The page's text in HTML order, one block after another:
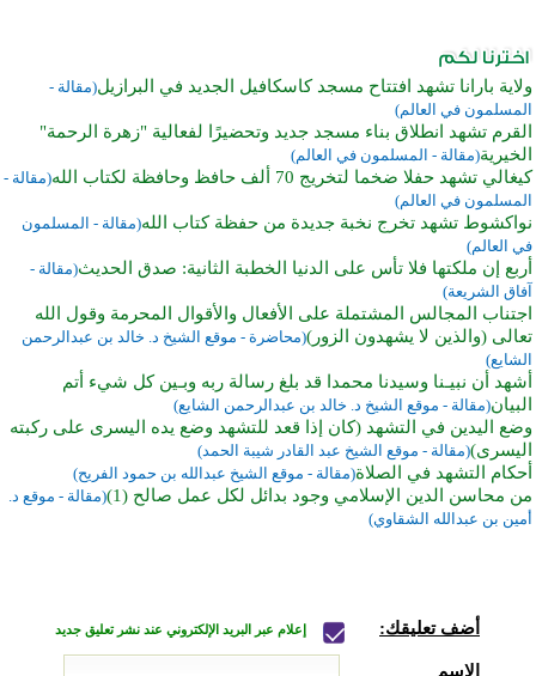
ولاية بارانا تشهد افتتاح مسجد كاسكافيل الجديد في البرازيل(مقالة -
المسلمون في العالم)
القرم تشهد انطلاق بناء مسجد جديد وتحضيرًا لفعالية "زهرة الرحمة"
الخيرية(مقالة - المسلمون في العالم)
كيغالي تشهد حفلا ضخما لتخريج 70 ألف حافظ وحافظة لكتاب الله
(مقالة -
المسلمون في العالم)
نواكشوط تشهد تخرج نخبة جديدة من حفظة كتاب الله(مقالة - المسلمون
في العالم)
أربع إن ملكتها فلا تأس على الدنيا الخطبة الثانية: صدق الحديث(مقالة -
آفاق الشريعة)
اجتناب المجالس المشتملة على الأفعال والأقوال المحرمة وقول الله
تعالى (والذين لا يشهدون الزور)(محاضرة - موقع الشيخ د. خالد بن عبدالرحمن
الشايع)
أشهد أن نبيـنا وسيدنا محمدا قد بلغ رسالة ربه وبـين كل شيء أتم
البيان(مقالة - موقع الشيخ د. خالد بن عبدالرحمن الشايع)
وضع اليدين في التشهد (كان إذا قعد للتشهد وضع يده اليسرى على ركبته
اليسرى)(مقالة - موقع الشيخ عبد القادر شيبة الحمد)
أحكام التشهد في الصلاة(مقالة - موقع الشيخ عبدالله بن حمود الفريح)
من محاسن الدين الإسلامي وجود بدائل لكل عمل صالح (1)
(مقالة - موقع د.
أمين بن عبدالله الشقاوي)
أضف تعليقك: إعلام عبر البريد الإلكتروني عند نشر تعليق جديد
الاسم